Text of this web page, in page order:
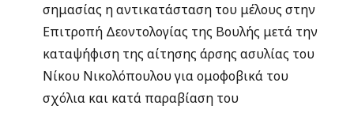
σημασίας η αντικατάσταση του μέλους στην
Επιτροπή Δεοντολογίας της Βουλής μετά την
καταψήφιση της αίτησης άρσης ασυλίας του
Νίκου Νικολόπουλου για ομοφοβικά του
σχόλια και κατά παραβίαση του